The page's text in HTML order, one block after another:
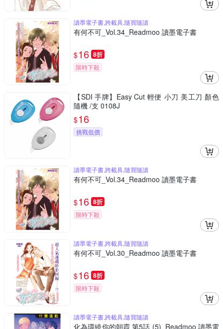
讀墨電子書,跨載具,隨買隨讀
有何不可_Vol.34_Readmoo 讀墨電子書
$16 8折
限時下殺
【SDI 手牌】Easy Cut 輕便 小刀 美工刀 顏色
隨機 /支 0108J
$16
挑戰低價
讀墨電子書,跨載具,隨買隨讀
有何不可_Vol.34_Readmoo 讀墨電子書
$16 8折
限時下殺
讀墨電子書,跨載具,隨買隨讀
有何不可_Vol.30_Readmoo 讀墨電子書
$16 8折
限時下殺
讀墨電子書,跨載具,隨買隨讀
化為環繞你的朝霞 第5話 (5)_Readmoo 讀墨電